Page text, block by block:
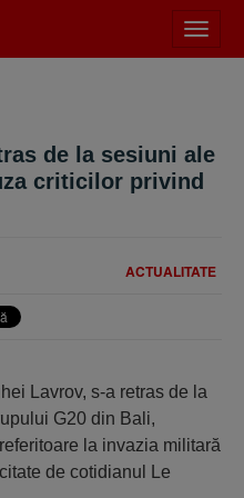
meniu
de la sesiuni ale
criticilor privind
ACTUALITATE
Lavrov, s-a retras de la
G20 din Bali,
la invazia militară
de cotidianul Le